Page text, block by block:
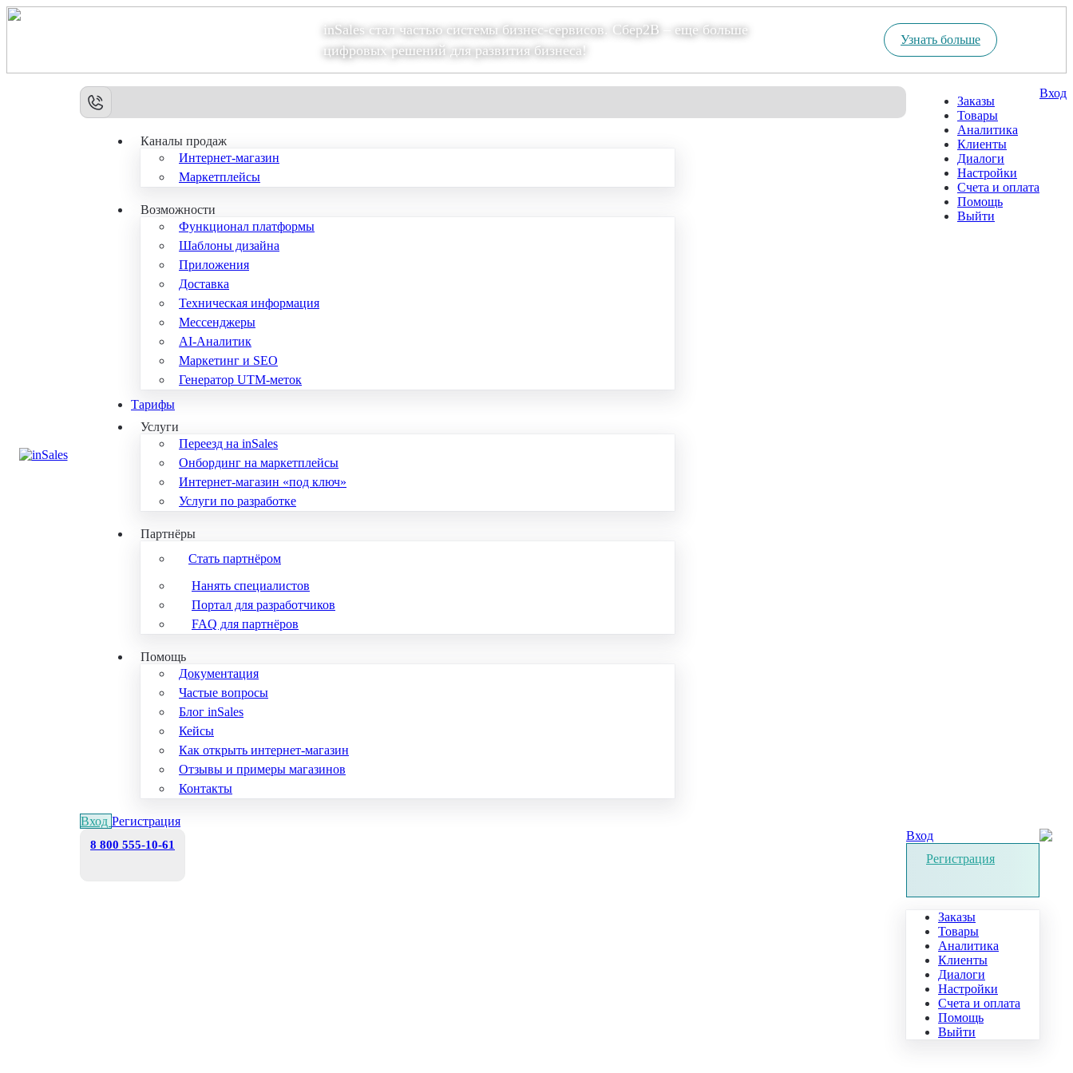
inSales стал частью системы бизнес-сервисов. Сбер2В – еще больше
цифровых решений для развития бизнеса!
Узнать больше
Каналы продаж
Интернет-магазин
Маркетплейсы
Возможности
Функционал платформы
Шаблоны дизайна
Приложения
Доставка
Техническая информация
Мессенджеры
AI-Аналитик
Маркетинг и SEO
Генератор UTM-меток
Тарифы
Услуги
Переезд на inSales
Онбординг на маркетплейсы
Интернет-магазин «под ключ»
Услуги по разработке
Партнёры
Стать партнёром
Нанять специалистов
Портал для разработчиков
FAQ для партнёров
Помощь
Документация
Частые вопросы
Блог inSales
Кейсы
Как открыть интернет-магазин
Отзывы и примеры магазинов
Контакты
Вход Регистрация
Заказы
Товары
Аналитика
Клиенты
Диалоги
Настройки
Счета и оплата
Помощь
Выйти
Вход
8 800 555-10-61
Вход
Регистрация
Заказы
Товары
Аналитика
Клиенты
Диалоги
Настройки
Счета и оплата
Помощь
Выйти